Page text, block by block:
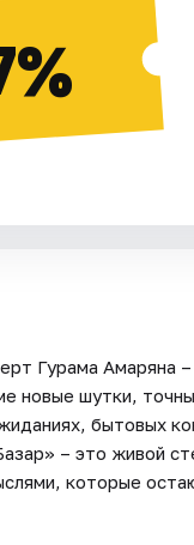
Гурама Амаряна
новые шутки,
бытовых
– это живой
которые